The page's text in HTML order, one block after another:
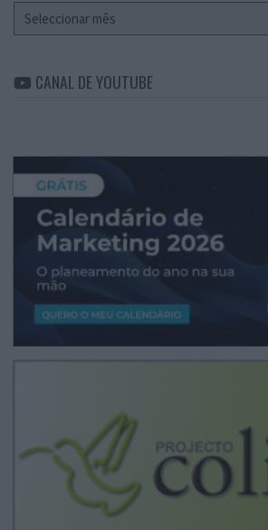
Arquivo
CANAL DE YOUTUBE